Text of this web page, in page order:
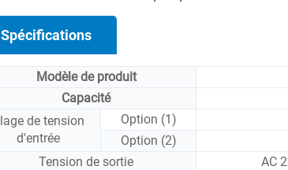
Spécifications
Modèle de produit
Capacité
de tension
d'entrée
Option (1)
Option (2)
Tension de sortie
AC